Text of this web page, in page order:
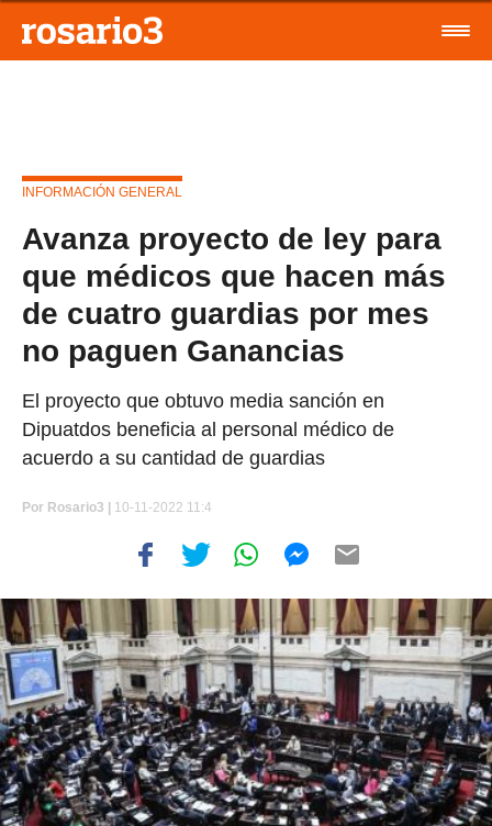
INFORMACIÓN GENERAL
Avanza proyecto de ley para
que médicos que hacen más
de cuatro guardias por mes
no paguen Ganancias
El proyecto que obtuvo media sanción en
Dipuatdos beneficia al personal médico de
acuerdo a su cantidad de guardias
Por Rosario3 | 10-11-2022 11:4